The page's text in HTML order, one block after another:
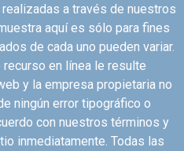
a través de nuestros
aquí es sólo para fines
de cada uno pueden variar.
en línea le resulte
y la empresa propietaria no
ningún error tipográfico o
con nuestros términos y
inmediatamente. Todas las